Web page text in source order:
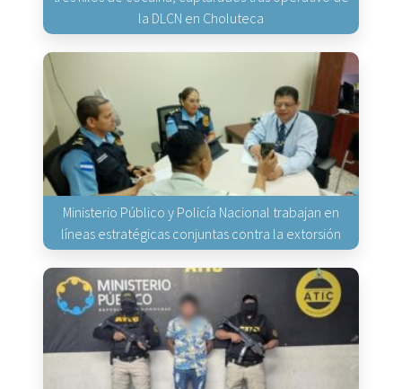
la DLCN en Choluteca
Ministerio Público y Policía Nacional trabajan en
líneas estratégicas conjuntas contra la extorsión